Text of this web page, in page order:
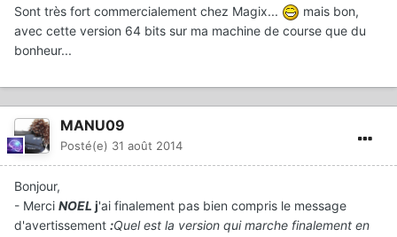
Sont très fort commercialement chez Magix...
mais bon,
avec cette version 64 bits sur ma machine de course que du
bonheur...
MANU09
Posté(e) 31 août 2014
Bonjour,
- Merci NOEL j'ai finalement pas bien compris le message
d'avertissement :Quel est la version qui marche finalement en